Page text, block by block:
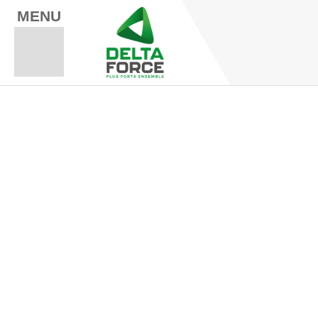
MENU